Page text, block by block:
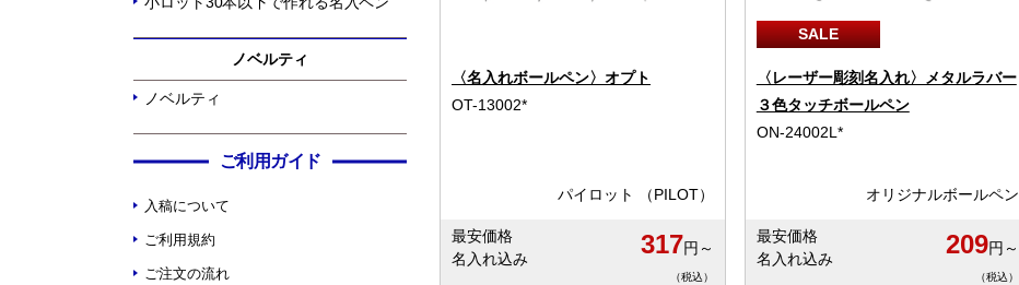
ノベルティ
ノベルティ
ご利用ガイド
入稿について
ご利用規約
ご注文の流れ
〈名入れボールペン〉オプト
OT-13002*
パイロット （PILOT）
最安価格
名入れ込み
317円～
（税込）
SALE
〈レーザー彫刻名入れ〉メタルラバー
３色タッチボールペン
ON-24002L*
オリジナルボールペン
最安価格
名入れ込み
209円～
（税込）